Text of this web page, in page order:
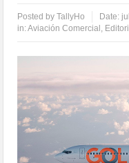
Posted byTallyHo Date:
in:Aviación Comercial ,